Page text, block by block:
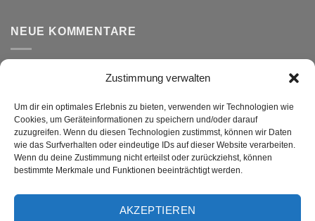
Zustimmung verwalten
Um dir ein optimales Erlebnis zu bieten, verwenden wir Technologien wie
Cookies, um Geräteinformationen zu speichern und/oder darauf
zuzugreifen. Wenn du diesen Technologien zustimmst, können wir Daten
wie das Surfverhalten oder eindeutige IDs auf dieser Website verarbeiten.
Wenn du deine Zustimmung nicht erteilst oder zurückziehst, können
bestimmte Merkmale und Funktionen beeinträchtigt werden.
AKZEPTIEREN
NEUE KOMMENTARE
PayPal MasterCard